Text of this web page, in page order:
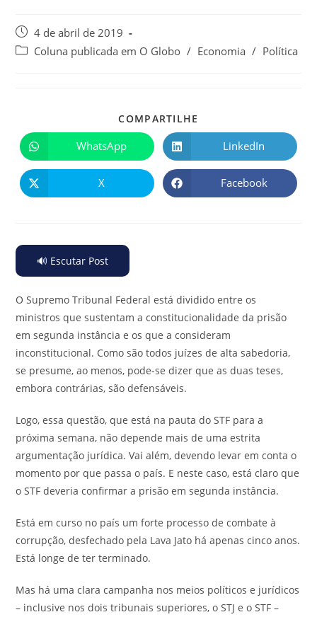
4 de abril de 2019
Coluna publicada em O Globo / Economia / Política
COMPARTILHE
WhatsApp LinkedIn
X Facebook
🔊 Escutar Post
O Supremo Tribunal Federal está dividido entre os
ministros que sustentam a constitucionalidade da prisão
em segunda instância e os que a consideram
inconstitucional. Como são todos juízes de alta sabedoria,
se presume, ao menos, pode-se dizer que as duas teses,
embora contrárias, são defensáveis.
Logo, essa questão, que está na pauta do STF para a
próxima semana, não depende mais de uma estrita
argumentação jurídica. Vai além, devendo levar em conta o
momento por que passa o país. E neste caso, está claro que
o STF deveria confirmar a prisão em segunda instância.
Está em curso no país um forte processo de combate à
corrupção, desfechado pela Lava Jato há apenas cinco anos.
Está longe de ter terminado.
Mas há uma clara campanha nos meios políticos e jurídicos
– inclusive nos dois tribunais superiores, o STJ e o STF –